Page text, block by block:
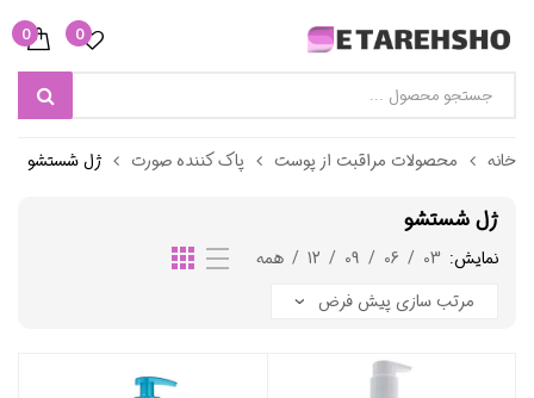
0
0
خانه محصولات مراقبت از پوست پاک کننده صورت ژل شستشو
ژل شستشو
نمایش: 03
/
06
/
09
/
12
/ همه